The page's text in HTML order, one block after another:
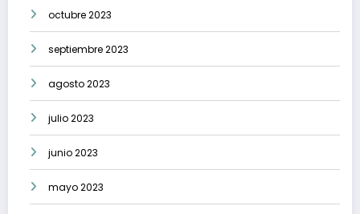
octubre 2023
septiembre 2023
agosto 2023
julio 2023
junio 2023
mayo 2023